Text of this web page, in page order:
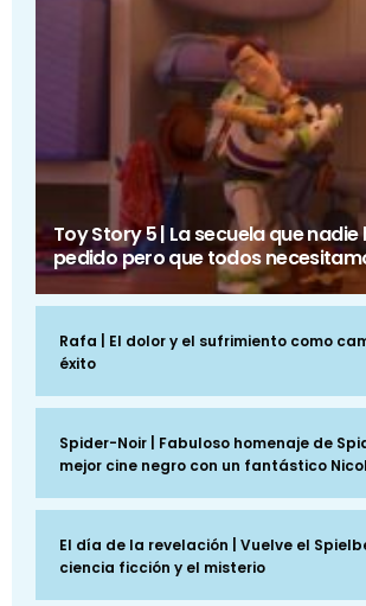
Toy Story 5 | La secuela que
pedido pero que todos
Rafa | El dolor y el sufrimiento como
éxito
Spider-Noir | Fabuloso homenaje de
mejor cine negro con un fantástico
El día de la revelación | Vuelve el
ciencia ficción y el misterio